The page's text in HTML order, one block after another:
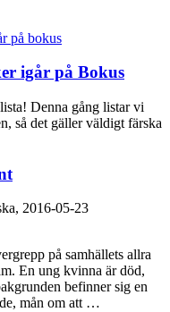
igår på Bokus
Denna gång listar vi
så det gäller väldigt färska
2016-05-23
på samhällets allra
En ung kvinna är död,
befinner sig en
mån om att …